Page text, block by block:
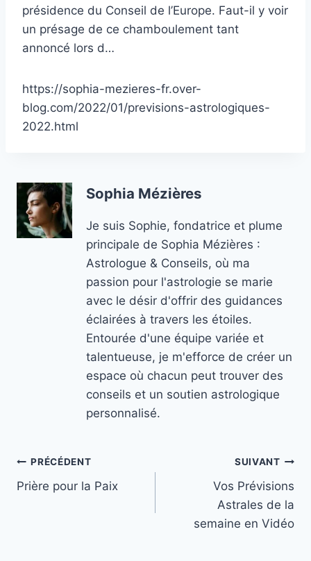
présidence du Conseil de l’Europe. Faut-il y voir
un présage de ce chamboulement tant
annoncé lors d…
https://sophia-mezieres-fr.over-
blog.com/2022/01/previsions-astrologiques-
2022.html
Sophia Mézières
Je suis Sophie, fondatrice et plume
principale de Sophia Mézières :
Astrologue & Conseils, où ma
passion pour l'astrologie se marie
avec le désir d'offrir des guidances
éclairées à travers les étoiles.
Entourée d'une équipe variée et
talentueuse, je m'efforce de créer un
espace où chacun peut trouver des
conseils et un soutien astrologique
personnalisé.
Navigation
de
PRÉCÉDENT
Prière pour la Paix
SUIVANT
Vos Prévisions
Astrales de la
semaine en Vidéo